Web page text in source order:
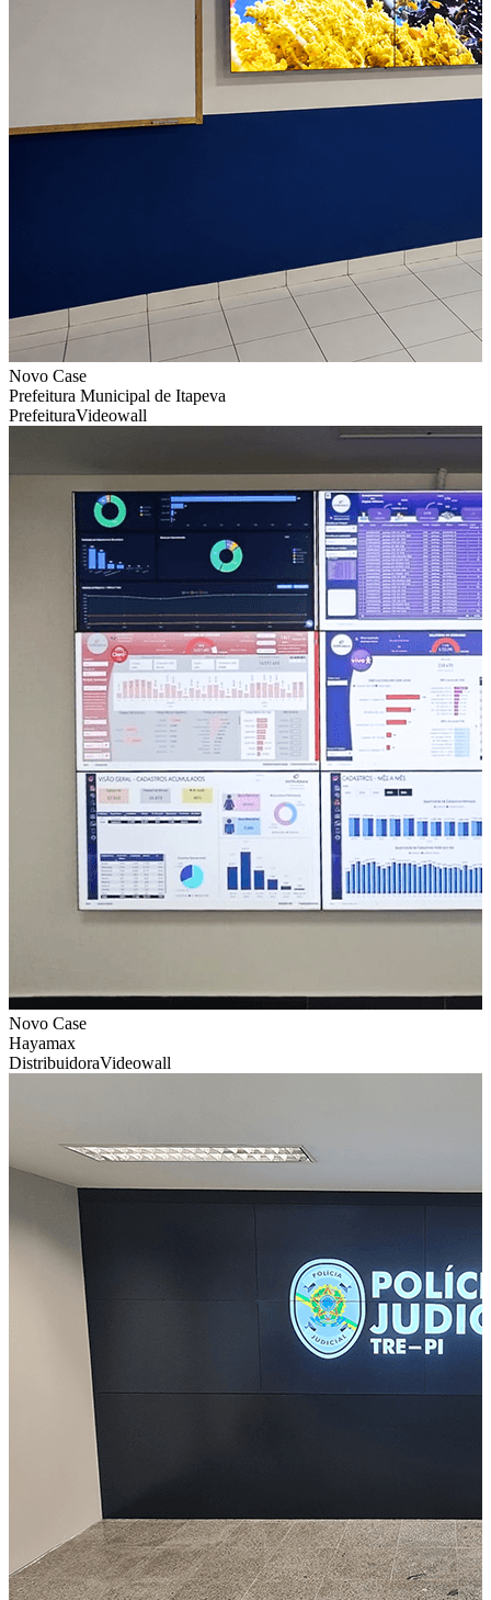
Novo Case
Prefeitura Municipal de Itapeva
PrefeituraVideowall
Novo Case
Hayamax
DistribuidoraVideowall